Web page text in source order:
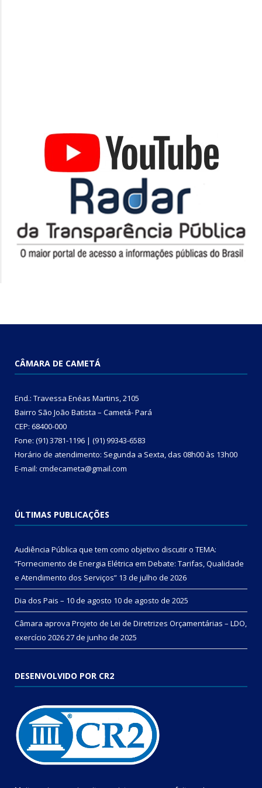
CÂMARA DE CAMETÁ
End.: Travessa Enéas Martins, 2105
Bairro São João Batista – Cametá- Pará
CEP: 68400-000
Fone: (91) 3781-1196 | (91) 99343-6583
Horário de atendimento: Segunda a Sexta, das 08h00 às 13h00
E-mail: cmdecameta@gmail.com
ÚLTIMAS PUBLICAÇÕES
Audiência Pública que tem como objetivo discutir o TEMA:
“Fornecimento de Energia Elétrica em Debate: Tarifas, Qualidade
e Atendimento dos Serviços” 13 de julho de 2026
Dia dos Pais – 10 de agosto 10 de agosto de 2025
Câmara aprova Projeto de Lei de Diretrizes Orçamentárias – LDO,
exercício 202627 de junho de 2025
DESENVOLVIDO POR CR2